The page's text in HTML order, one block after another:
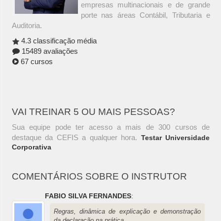
empresas multinacionais e de grande
porte nas áreas Contábil, Tributaria e
Auditoria.
4.3 classificação média
15489 avaliações
67 cursos
VAI TREINAR 5 OU MAIS PESSOAS?
Sua equipe pode ter acesso a mais de 300 cursos de
destaque da CEFIS a qualquer hora. Testar Universidade
Corporativa
COMENTÁRIOS SOBRE O INSTRUTOR
FABIO SILVA FERNANDES:
Regras, dinâmica de explicação e demonstração